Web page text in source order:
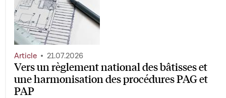
Vers un règlement national des bâtisses et
une harmonisation des procédures PAG et
PAP
Article 21.07.2026